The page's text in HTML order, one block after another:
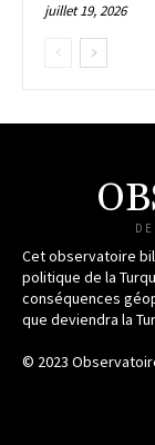
juillet 19, 2026
Cet observatoire
politique de la
conséquences
que deviendra la
© 2023